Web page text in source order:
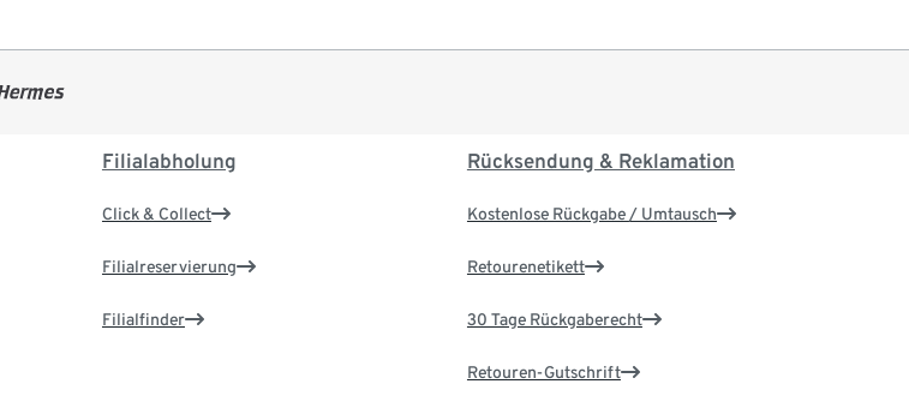
Filialabholung
Click & Collect
Filialreservierung
Filialfinder
Rücksendung & Reklamation
Kostenlose Rückgabe / Umtausch
Retourenetikett
30 Tage Rückgaberecht
Retouren-Gutschrift